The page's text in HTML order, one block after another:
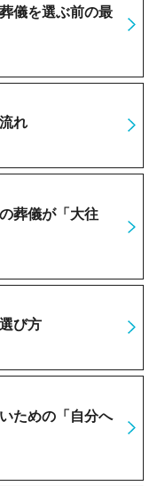
儀を選ぶ前の最
れ
葬儀が「大往
び方
ための「自分へ